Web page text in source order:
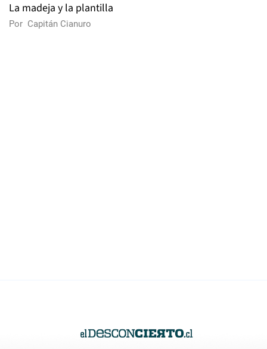
La madeja y la plantilla
Por Capitán Cianuro